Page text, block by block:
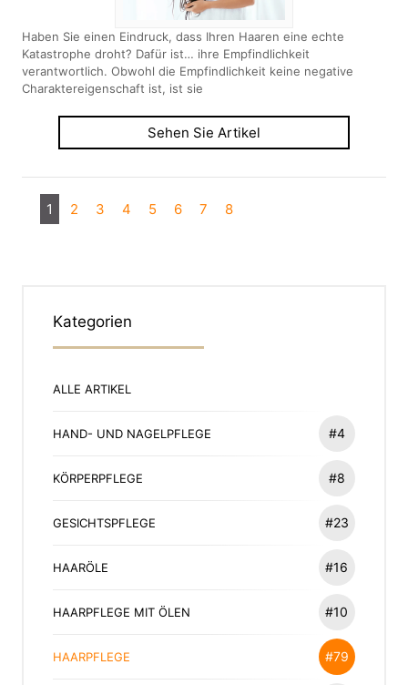
Haben Sie einen Eindruck, dass Ihren Haaren eine echte
Katastrophe droht? Dafür ist… ihre Empfindlichkeit
verantwortlich. Obwohl die Empfindlichkeit keine negative
Charaktereigenschaft ist, ist sie
Sehen Sie Artikel
1 2 3 4 5 6 7 8
Kategorien
ALLE ARTIKEL
HAND- UND NAGELPFLEGE #4
KÖRPERPFLEGE #8
GESICHTSPFLEGE #23
HAARÖLE #16
HAARPFLEGE MIT ÖLEN #10
HAARPFLEGE #79